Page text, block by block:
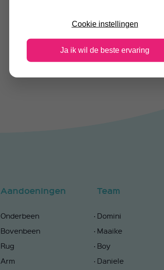
Aandoeningen
Onderbeen
Bovenbeen
Rug
Arm
Team
Domini
Maaike
Boy
Daniele
Cookie instellingen
Ja ik wil de beste ervaring